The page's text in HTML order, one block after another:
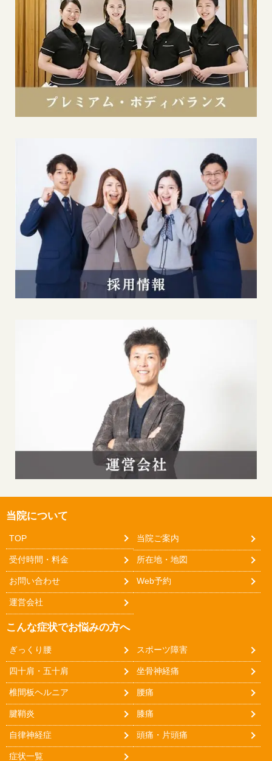
当院について
TOP 当院ご案内
受付時間・料金 所在地・地図
お問い合わせ Web予約
運営会社
こんな症状でお悩みの方へ
ぎっくり腰 スポーツ障害
四十肩・五十肩 坐骨神経痛
椎間板ヘルニア 腰痛
腱鞘炎 膝痛
自律神経症 頭痛・片頭痛
症状一覧